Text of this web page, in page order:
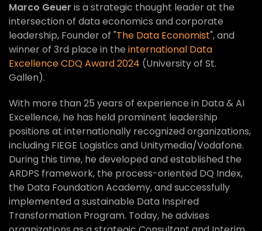
Marco Geuer is a strategic thought leader at the
intersection of data economics and corporate
leadership, Founder of "The Data Economist", and
winner of 3rd place in the international Data
Excellence CDQ Award 2024 (University of St.
Gallen).
With more than 25 years of experience in Data & AI
Excellence, he has held prominent leadership
positions at internationally recognized organizations,
including FIEGE Logistics and Unitymedia/Vodafone.
During this time, he developed and established the
ARDPS framework, the process-oriented DQ Index,
the Data Foundation Academy, and successfully
implemented a sustainable Data Inspired
Transformation Program. Today, he advises